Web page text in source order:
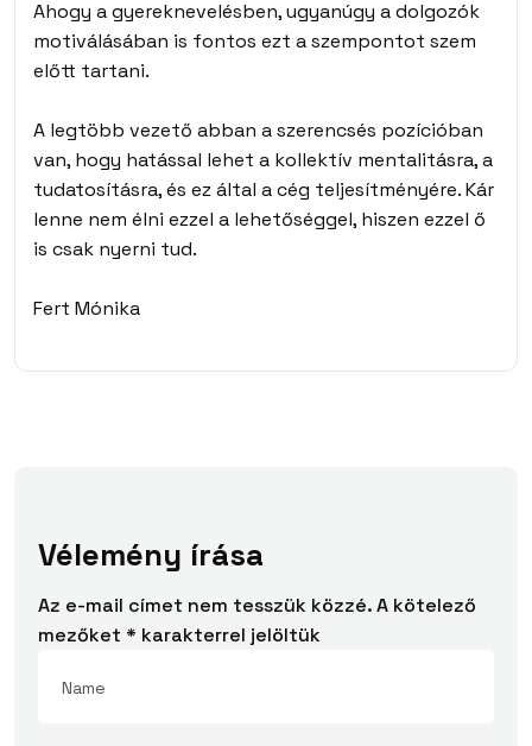
Ahogy a gyereknevelésben, ugyanúgy a dolgozók
motiválásában is fontos ezt a szempontot szem
előtt tartani.
A legtöbb vezető abban a szerencsés pozícióban
van, hogy hatással lehet a kollektív mentalitásra, a
tudatosításra, és ez által a cég teljesítményére. Kár
lenne nem élni ezzel a lehetőséggel, hiszen ezzel ő
is csak nyerni tud.
Fert Mónika
Vélemény írása
Az e-mail címet nem tesszük közzé.A kötelező
mezőket * karakterrel jelöltük